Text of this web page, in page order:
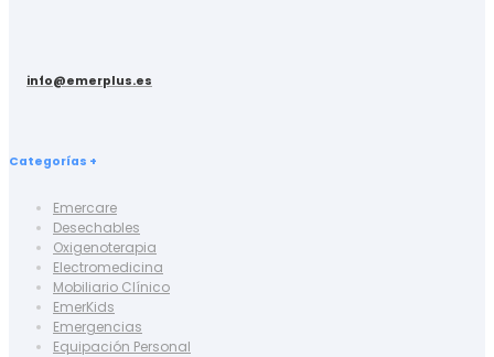
info@emerplus.es
Categorías +
Emercare
Desechables
Oxigenoterapia
Electromedicina
Mobiliario Clínico
EmerKids
Emergencias
Equipación Personal